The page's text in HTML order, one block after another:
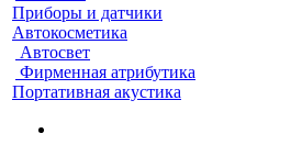
Приборы и датчики
Автокосметика
Автосвет
Фирменная атрибутика
Портативная акустика